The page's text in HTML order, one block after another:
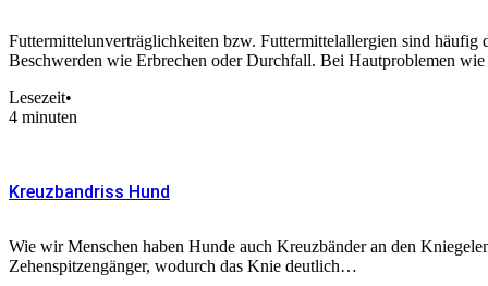
Futtermittelunverträglichkeiten bzw. Futtermittelallergien sind häufig
Beschwerden wie Erbrechen oder Durchfall. Bei Hautproblemen
Lesezeit•
4 minuten
Kreuzbandriss Hund
Wie wir Menschen haben Hunde auch Kreuzbänder an den
Zehenspitzengänger, wodurch das Knie deutlich…